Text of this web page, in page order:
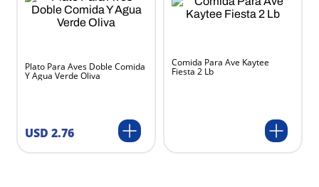
Plato Para Aves Doble Comida
Y Agua Verde Oliva
USD 2.76
Comida Para Ave Kaytee
Fiesta 2 Lb